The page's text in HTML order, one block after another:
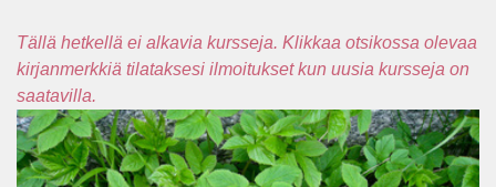
Tällä hetkellä ei alkavia kursseja. Klikkaa otsikossa olevaa
kirjanmerkkiä tilataksesi ilmoitukset kun uusia kursseja on
saatavilla.